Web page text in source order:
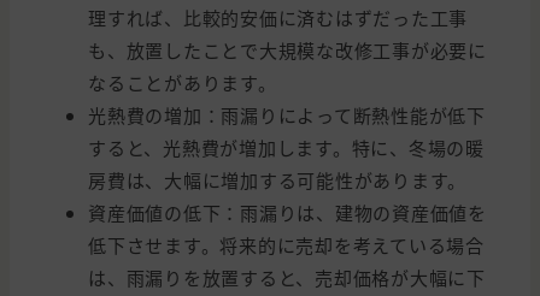
理すれば、比較的安価に済むはずだった工事
も、放置したことで大規模な改修工事が必要に
なることがあります。
光熱費の増加：雨漏りによって断熱性能が低下
すると、光熱費が増加します。特に、冬場の暖
房費は、大幅に増加する可能性があります。
資産価値の低下：雨漏りは、建物の資産価値を
低下させます。将来的に売却を考えている場合
は、雨漏りを放置すると、売却価格が大幅に下